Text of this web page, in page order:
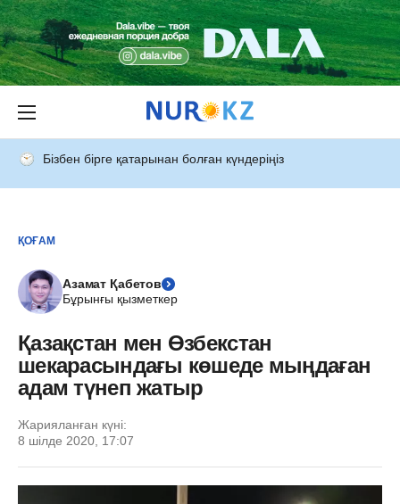
Бізбен бірге қатарынан болған күндеріңіз
ҚОҒАМ
Азамат Қабетов
Бұрынғы қызметкер
Қазақстан мен Өзбекстан
шекарасындағы көшеде мыңдаған
адам түнеп жатыр
Жарияланған күні:
8 шілде 2020, 17:07